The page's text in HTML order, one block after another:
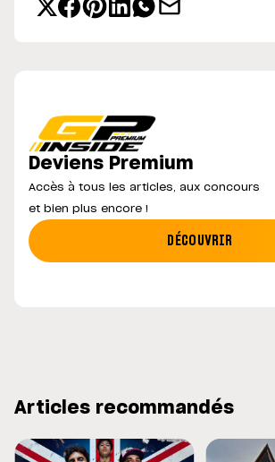
Deviens Premium
Accès à tous les articles, aux concours
et bien plus encore !
DÉCOUVRIR
Articles recommandés